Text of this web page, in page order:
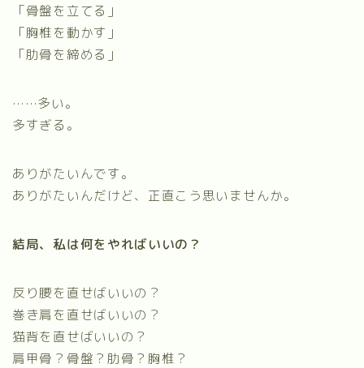
「骨盤を立てる」
「胸椎を動かす」
「肋骨を締める」
……多い。
多すぎる。
ありがたいんです。
ありがたいんだけど、正直こう思いませんか。
結局、私は何をやればいいの？
反り腰を直せばいいの？
巻き肩を直せばいいの？
猫背を直せばいいの？
肩甲骨？骨盤？肋骨？胸椎？